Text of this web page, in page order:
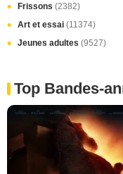
Frissons (2382)
Art et essai (11374)
Jeunes adultes (9527)
Top Bandes-